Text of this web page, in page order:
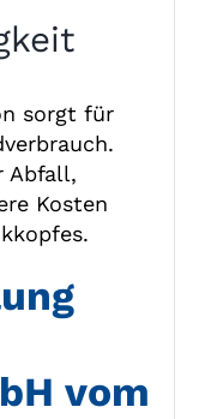
sorgt für
Abfall,
Kosten
vom